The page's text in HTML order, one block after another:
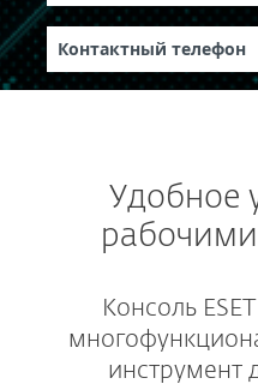
Удобное
Консоль
инструмент